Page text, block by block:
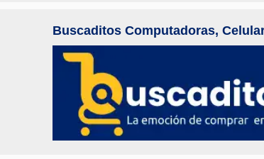
Buscaditos Computadoras,